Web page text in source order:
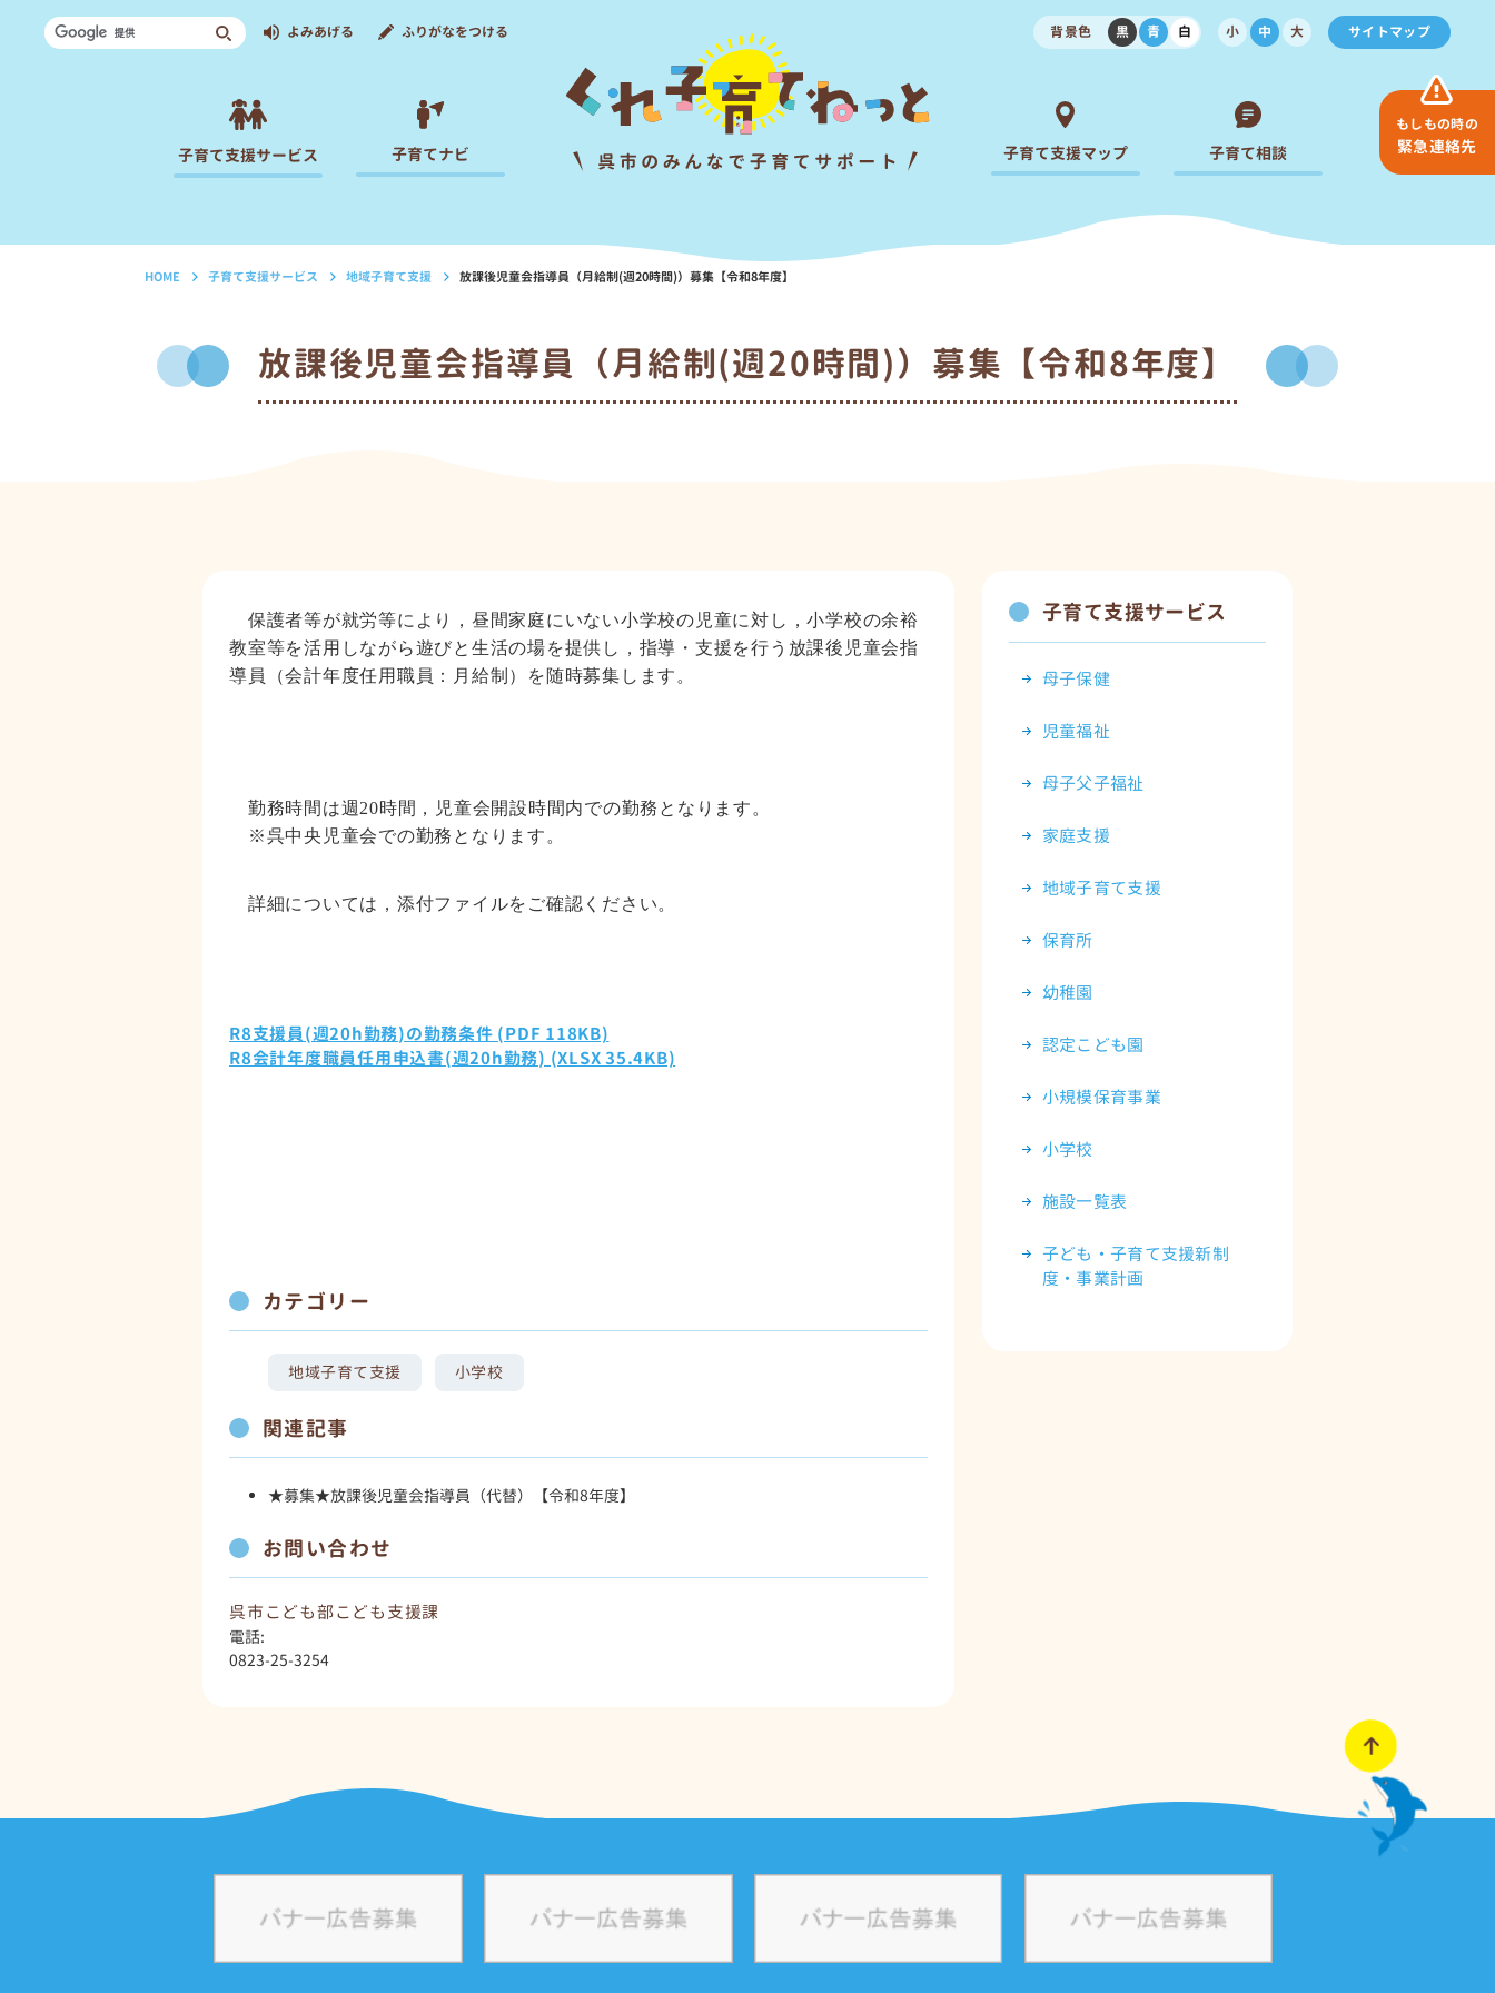
よみあげる ふりがなをつける 背景色 黒 青 白 小 中 大 サイトマップ
子育て支援サービス 子育てナビ 子育て支援マップ 子育て相談
もしもの時の
緊急連絡先
HOME 子育て支援サービス 地域子育て支援 放課後児童会指導員（月給制(週20時間)）募集【令和8年度】
放課後児童会指導員（月給制(週20時間)）募集【令和8年度】
保護者等が就労等により，昼間家庭にいない小学校の児童に対し，小学校の余裕
教室等を活用しながら遊びと生活の場を提供し，指導・支援を行う放課後児童会指
導員（会計年度任用職員：月給制）を随時募集します。
勤務時間は週20時間，児童会開設時間内での勤務となります。
※呉中央児童会での勤務となります。
詳細については，添付ファイルをご確認ください。
R8支援員(週20h勤務)の勤務条件 (PDF 118KB)
R8会計年度職員任用申込書(週20h勤務) (XLSX 35.4KB)
カテゴリー
地域子育て支援 小学校
関連記事
★募集★放課後児童会指導員（代替）【令和8年度】
お問い合わせ
呉市こども部こども支援課
電話:
0823-25-3254
子育て支援サービス
母子保健
児童福祉
母子父子福祉
家庭支援
地域子育て支援
保育所
幼稚園
認定こども園
小規模保育事業
小学校
施設一覧表
子ども・子育て支援新制
度・事業計画